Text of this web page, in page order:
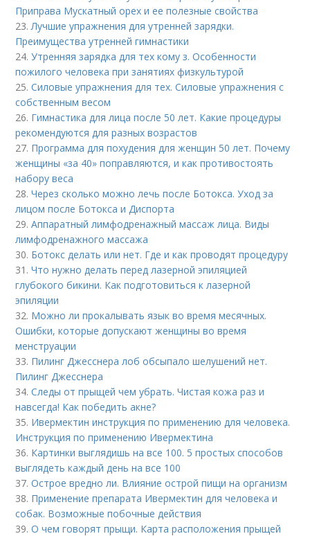
Приправа Мускатный орех и ее полезные свойства
23.Лучшие упражнения для утренней зарядки.
Преимущества утренней гимнастики
24.Утренняя зарядка для тех кому з. Особенности
пожилого человека при занятиях физкультурой
25.Силовые упражнения для тех. Силовые упражнения с
собственным весом
26. Гимнастика для лица после 50 лет. Какие процедуры
рекомендуются для разных возрастов
27. Программа для похудения для женщин 50 лет. Почему
женщины «за 40» поправляются, и как противостоять
набору веса
28.Через сколько можно лечь после Ботокса. Уход за
лицом после Ботокса и Диспорта
29.Аппаратный лимфодренажный массаж лица. Виды
лимфодренажного массажа
30. Ботокс делать или нет. Где и как проводят процедуру
31.Что нужно делать перед лазерной эпиляцией
глубокого бикини. Как подготовиться к лазерной
эпиляции
32. Можно ли прокалывать язык во время месячных.
Ошибки, которые допускают женщины во время
менструации
33. Пилинг Джесснера лоб обсыпало шелушений нет.
Пилинг Джесснера
34.Следы от прыщей чем убрать. Чистая кожа раз и
навсегда! Как победить акне?
35. Ивермектин инструкция по применению для человека.
Инструкция по применению Ивермектина
36. Картинки выглядишь на все 100. 5 простых способов
выглядеть каждый день на все 100
37.Острое вредно ли. Влияние острой пищи на организм
38. Применение препарата Ивермектин для человека и
собак. Возможные побочные действия
39.О чем говорят прыщи. Карта расположения прыщей